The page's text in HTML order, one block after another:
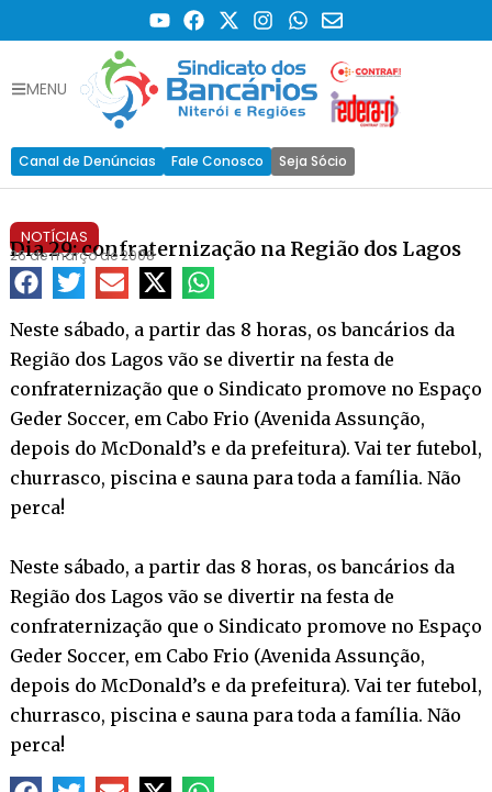
MENU
Canal de Denúncias Fale Conosco Seja Sócio
NOTÍCIAS
Dia 29: confraternização na Região dos Lagos
26 de março de 2008
Neste sábado, a partir das 8 horas, os bancários da
Região dos Lagos vão se divertir na festa de
confraternização que o Sindicato promove no Espaço
Geder Soccer, em Cabo Frio (Avenida Assunção,
depois do McDonald’s e da prefeitura). Vai ter futebol,
churrasco, piscina e sauna para toda a família. Não
perca!
Neste sábado, a partir das 8 horas, os bancários da
Região dos Lagos vão se divertir na festa de
confraternização que o Sindicato promove no Espaço
Geder Soccer, em Cabo Frio (Avenida Assunção,
depois do McDonald’s e da prefeitura). Vai ter futebol,
churrasco, piscina e sauna para toda a família. Não
perca!